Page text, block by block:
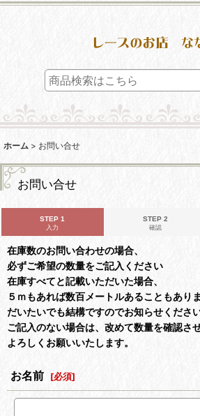
ホーム > お問い合せ
お問い合せ
STEP 1
入力
STEP 2
確認
在庫数のお問い合わせの場合、
必ずご希望の数量をご記入ください
在庫すべてと記載いただいた場合、
５ｍもあれば数百メートルあることもあり
だいたいでも結構ですのでお知らせくださ
ご記入のない場合は、改めて数量を確認さ
よろしくお願いいたします。
お名前 [必須]